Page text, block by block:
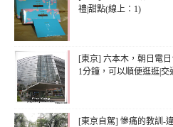
禮|甜點(線上：1)
[東京] 六本木，朝日電
1分鐘，可以順便逛逛|
[東京自駕] 慘痛的教訓-